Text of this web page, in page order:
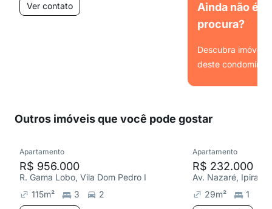
Ver contato
Ainda não é
procura?
Descubra imóveis
deste condomínio.
Outros imóveis que você pode gostar
Apartamento
R$ 956.000
R. Gama Lobo, Vila Dom Pedro I
115m² 3
2
Apartamento
R$ 232.000
Av. Nazaré,
29m²
1